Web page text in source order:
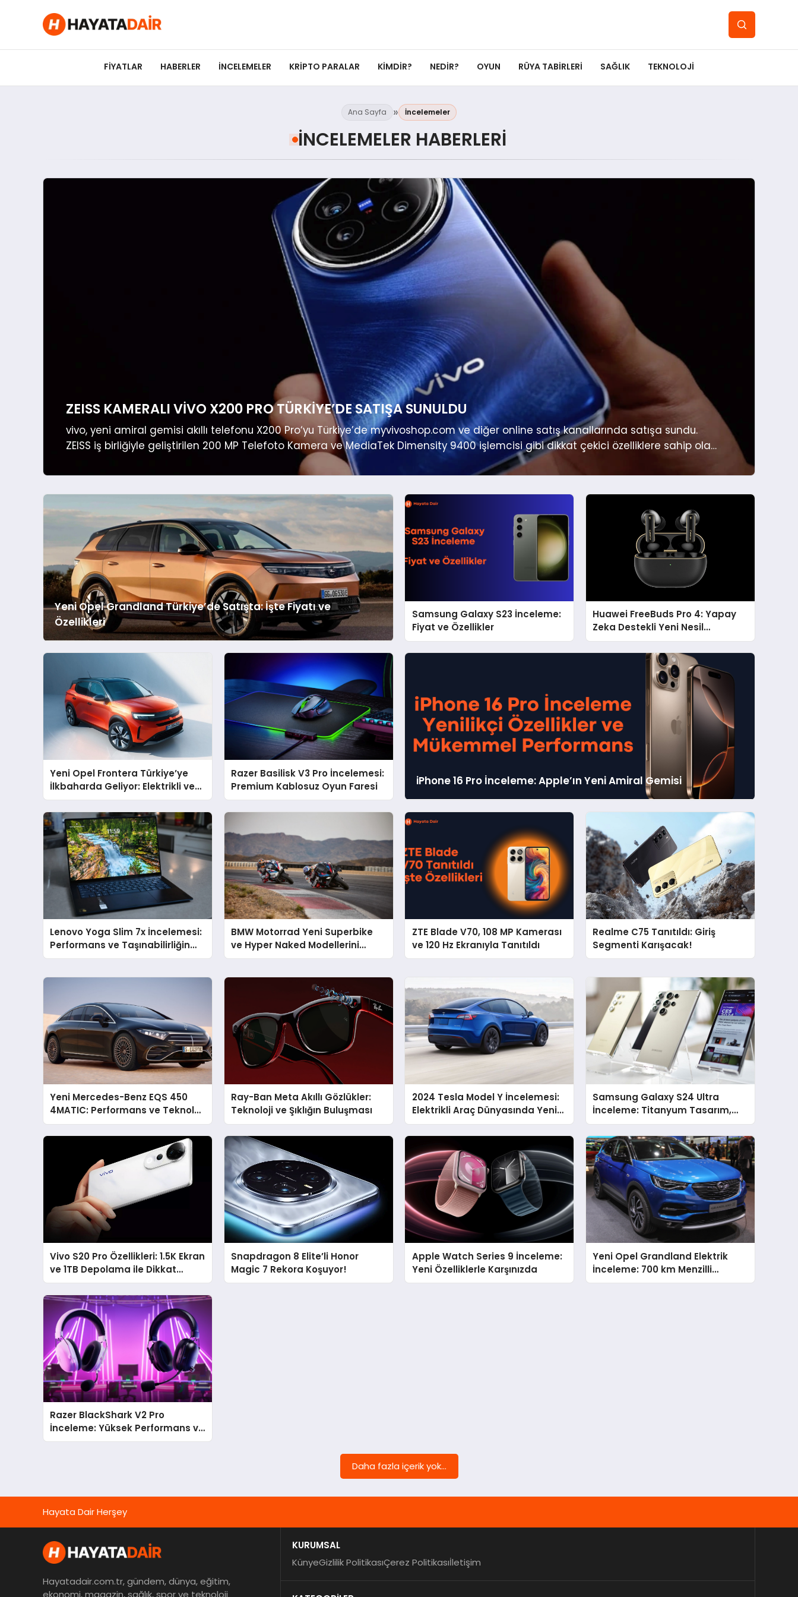
FIYATLAR HABERLER İNCELEMELER KRIPTO PARALAR KIMDIR? NEDIR? OYUN RÜYA TABIRLERI SAĞLIK TEKNOLOJI
Ana Sayfa İncelemeler
İNCELEMELER HABERLERI
ZEISS KAMERALI VIVO X200 PRO TÜRKIYE’DE SATIŞA SUNULDU
vivo, yeni amiral gemisi akıllı telefonu X200 Pro‘yu Türkiye’de myvivoshop.com ve diğer online satış kanallarında satışa sundu.
ZEISS iş birliğiyle geliştirilen 200 MP Telefoto Kamera ve MediaTek Dimensity 9400 işlemcisi gibi dikkat çekici özelliklere sahip olan
bu cihaz, 24 Ocak 2025 itibarıyla tüm satış noktalarında kullanıcıların beğenisine sunulacak. Yeni model, Titanyum Grisi renk
seçeneğiyle ve...
Yeni Opel Grandland Türkiye’de Satışta: İşte Fiyatı ve
Özellikleri
Samsung Galaxy S23 İnceleme:
Fiyat ve Özellikler
Huawei FreeBuds Pro 4: Yapay
Zeka Destekli Yeni Nesil
Kablosuz Kulaklık Tanıtıldı
Yeni Opel Frontera Türkiye’ye
İlkbaharda Geliyor: Elektrikli ve
Hibrit Seçenekleriyle
Razer Basilisk V3 Pro İncelemesi:
Premium Kablosuz Oyun Faresi
iPhone 16 Pro İnceleme: Apple’ın Yeni Amiral Gemisi
Lenovo Yoga Slim 7x İncelemesi:
Performans ve Taşınabilirliğin
Zirvesi
BMW Motorrad Yeni Superbike
ve Hyper Naked Modellerini
Tanıttı
ZTE Blade V70, 108 MP Kamerası
ve 120 Hz Ekranıyla Tanıtıldı
Realme C75 Tanıtıldı: Giriş
Segmenti Karışacak!
Yeni Mercedes-Benz EQS 450
4MATIC: Performans ve Teknoloji
Dolu Bir Deneyim
Ray-Ban Meta Akıllı Gözlükler:
Teknoloji ve Şıklığın Buluşması
2024 Tesla Model Y İncelemesi:
Elektrikli Araç Dünyasında Yeni
Bir Standart
Samsung Galaxy S24 Ultra
İnceleme: Titanyum Tasarım,
Yapay Zeka ve Güçlü
Performans
Vivo S20 Pro Özellikleri: 1.5K Ekran
ve 1TB Depolama ile Dikkat
Çekiyor
Snapdragon 8 Elite’li Honor
Magic 7 Rekora Koşuyor!
Apple Watch Series 9 İnceleme:
Yeni Özelliklerle Karşınızda
Yeni Opel Grandland Elektrik
İnceleme: 700 km Menzilli
Elektrikli SUV
Razer BlackShark V2 Pro
İnceleme: Yüksek Performans ve
Konfor
Daha fazla içerik yok...
Hayata Dair Herşey
Hayatadair.com.tr, gündem, dünya, eğitim,
ekonomi, magazin, sağlık, spor ve teknoloji
KURUMSAL
KünyeGizlilik PolitikasıÇerez Politikasıİletişim